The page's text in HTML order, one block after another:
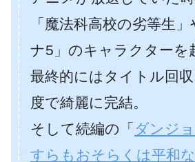
「魔法科高校の劣等生
ナ5」のキャラクターを
最終的にはタイトル回
度で綺麗に完結。
そして続編の「 ダンジ
すらもおそらくは平和